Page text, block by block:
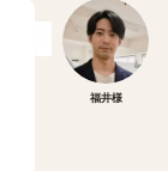
福井様